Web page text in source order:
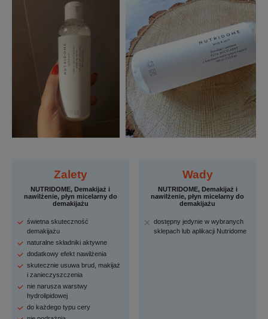
Zalety
NUTRIDOME, Demakijaż i
nawilżenie, płyn micelarny do
demakijażu
świetna skuteczność
demakijażu
naturalne składniki aktywne
dodatkowy efekt nawilżenia
skutecznie usuwa brud, makijaż
i zanieczyszczenia
nie narusza warstwy
hydrolipidowej
do każdego typu cery
Wady
NUTRIDOME, Demakijaż i
nawilżenie, płyn micelarny do
demakijażu
dostępny jedynie w wybranych
sklepach lub aplikacji Nutridome